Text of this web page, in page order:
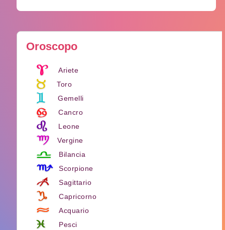
Oroscopo
Ariete
Toro
Gemelli
Cancro
Leone
Vergine
Bilancia
Scorpione
Sagittario
Capricorno
Acquario
Pesci